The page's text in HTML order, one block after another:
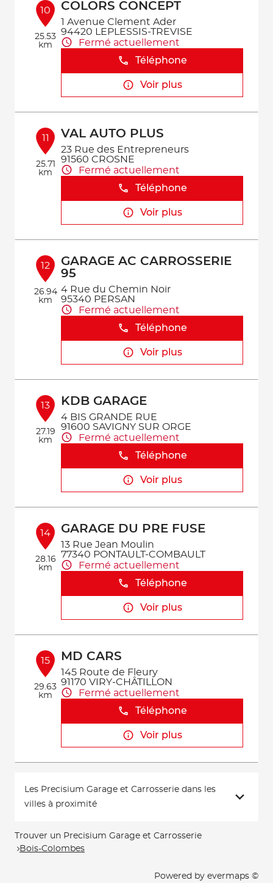
10
25.53
km
COLORS CONCEPT
1 Avenue Clement Ader
94420 LEPLESSIS-TREVISE
Fermé actuellement
Téléphone
Voir plus
11
25.71
km
VAL AUTO PLUS
23 Rue des Entrepreneurs
91560 CROSNE
Fermé actuellement
Téléphone
Voir plus
12
26.94
km
GARAGE AC CARROSSERIE
95
4 Rue du Chemin Noir
95340 PERSAN
Fermé actuellement
Téléphone
Voir plus
13
27.19
km
KDB GARAGE
4 BIS GRANDE RUE
91600 SAVIGNY SUR ORGE
Fermé actuellement
Téléphone
Voir plus
14
28.16
km
GARAGE DU PRE FUSE
13 Rue Jean Moulin
77340 PONTAULT-COMBAULT
Fermé actuellement
Téléphone
Voir plus
15
29.63
km
MD CARS
145 Route de Fleury
91170 VIRY-CHÂTILLON
Fermé actuellement
Téléphone
Voir plus
Les Precisium Garage et Carrosserie dans les
villes à proximité
Trouver un Precisium Garage et Carrosserie
Bois-Colombes
Powered by evermaps ©